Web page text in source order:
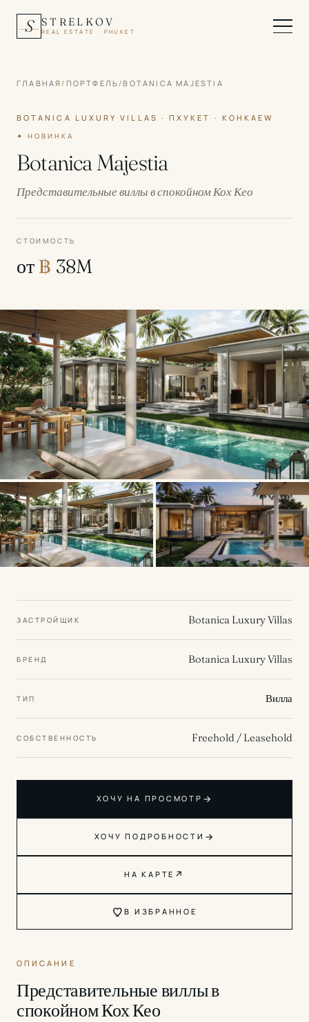
S STRELKOV
REAL ESTATE · PHUKET
ГЛАВНАЯ/ ПОРТФЕЛЬ/BOTANICA MAJESTIA
BOTANICA LUXURY VILLAS · ПХУКЕТ · KOHKAEW
✦ НОВИНКА
Botanica Majestia
Представительные виллы в спокойном Кох Кео
СТОИМОСТЬ
от฿ 38M
ЗАСТРОЙЩИК Botanica Luxury Villas
БРЕНД Botanica Luxury Villas
ТИП Вилла
СОБСТВЕННОСТЬ Freehold / Leasehold
ХОЧУ НА ПРОСМОТР →
ХОЧУ ПОДРОБНОСТИ →
НА КАРТЕ ↗
В ИЗБРАННОЕ
ОПИСАНИЕ
Представительные виллы в
спокойном Кох Кео